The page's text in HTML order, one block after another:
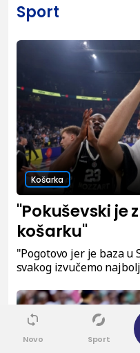
Sport
Košarka
"Pokuševski je
košarku"
"Pogotovo jer je baza u
svakog izvučemo
Novo Sport